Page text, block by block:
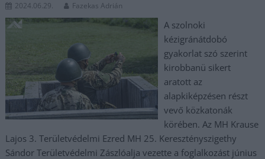
2024.06.29. Fazekas Adrián
A szolnoki
kézigránátdobó
gyakorlat szó szerint
kirobbanü sikert
aratott az
alapkiképzésen részt
vevő közkatonák
körében. Az MH Krause
Lajos 3. Területvédelmi Ezred MH 25. Keresztényszigethy
Sándor Területvédelmi Zászlóalja vezette a foglalkozást június